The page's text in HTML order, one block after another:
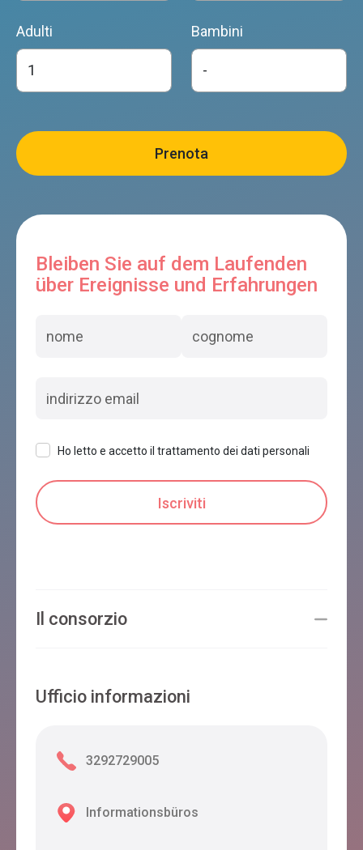
Adulti Bambini
Bleiben Sie auf dem Laufenden
über Ereignisse und Erfahrungen
Ho letto e accetto il trattamento dei dati personali
Il consorzio
Ufficio informazioni
3292729005
Informationsbüros